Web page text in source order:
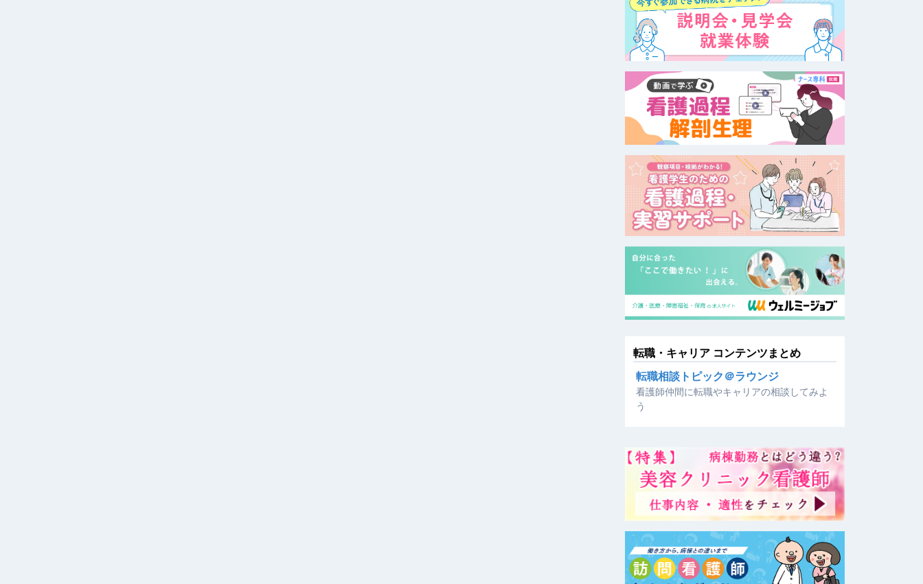
転職・キャリア コンテンツまとめ
転職相談トピック＠ラウンジ
看護師仲間に転職やキャリアの相談してみよ
う